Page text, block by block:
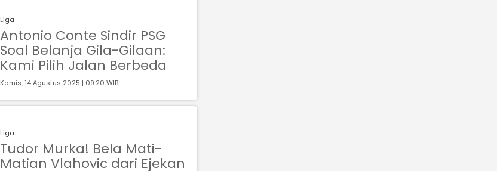
Liga
Antonio Conte Sindir PSG
Soal Belanja Gila-Gilaan:
Kami Pilih Jalan Berbeda
Kamis, 14 Agustus 2025 | 09:20 WIB
Liga
Tudor Murka! Bela Mati-
Matian Vlahovic dari Ejekan